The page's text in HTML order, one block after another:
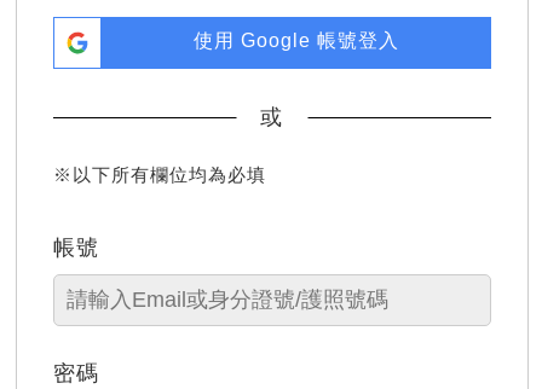
使用 Google 帳號登入
或
※以下所有欄位均為必填
帳號
密碼